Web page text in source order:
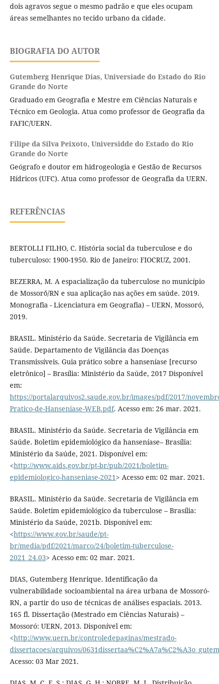
dois agravos segue o mesmo padrão e que eles ocupam
áreas semelhantes no tecido urbano da cidade.
BIOGRAFIA DO AUTOR
Gutemberg Henrique Dias, Universiade do Estado do Rio
Grande do Norte
Graduado em Geografia e Mestre em Ciências Naturais e
Técnico em Geologia. Atua como professor de Geografia da
FAFIC/UERN.
Filipe da Silva Peixoto, Universidde do Estado do Rio
Grande do Norte
Geógrafo e doutor em hidrogeologia e Gestão de Recursos
Hídricos (UFC). Atua como professor de Geografia da UERN.
REFERÊNCIAS
BERTOLLI FILHO, C. História social da tuberculose e do
tuberculoso: 1900-1950. Rio de Janeiro: FIOCRUZ, 2001.
BEZERRA, M. A espacialização da tuberculose no município
de Mossoró́/RN e sua aplicação nas ações em saúde. 2019.
Monografia - Licenciatura em Geografia) – UERN, Mossoró,
2019.
BRASIL. Ministério da Saúde. Secretaria de Vigilância em
Saúde. Departamento de Vigilância das Doenças
Transmissíveis. Guia prático sobre a hanseníase [recurso
eletrônico] – Brasília: Ministério da Saúde, 2017 Disponível
em:
https://portalarquivos2.saude.gov.br/images/pdf/2017/
Pratico-de-Hanseniase-WEB.pdf. Acesso em: 26 mar. 2021.
BRASIL. Ministério da Saúde. Secretaria de Vigilância em
Saúde. Boletim epidemiológico da hanseníase– Brasília:
Ministério da Saúde, 2021. Disponível em:
<http://www.aids.gov.br/pt-br/pub/2021/boletim-
epidemiologico-hanseniase-2021> Acesso em: 02 mar. 2021.
BRASIL. Ministério da Saúde. Secretaria de Vigilância em
Saúde. Boletim epidemiológico da tuberculose – Brasília:
Ministério da Saúde, 2021b. Disponível em:
<https://www.gov.br/saude/pt-
br/media/pdf/2021/marco/24/boletim-tuberculose-
2021_24.03> Acesso em: 02 mar. 2021.
DIAS, Gutemberg Henrique. Identificação da
vulnerabilidade socioambiental na área urbana de Mossoró-
RN, a partir do uso de técnicas de análises espaciais. 2013.
165 fl. Dissertação (Mestrado em Ciências Naturais) –
Mossoró: UERN, 2013. Disponível em:
<http://www.uern.br/controledepaginas/mestrado-
dissertacoes/arquivos/
Acesso: 03 Mar 2021.